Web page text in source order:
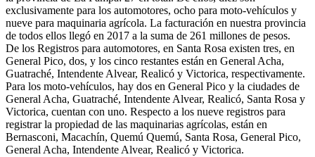
exclusivamente para los automotores, ocho para moto-vehículos y
nueve para maquinaria agrícola. La facturación en nuestra provincia
de todos ellos llegó en 2017 a la suma de 261 millones de pesos.
De los Registros para automotores, en Santa Rosa existen tres, en
General Pico, dos, y los cinco restantes están en General Acha,
Guatraché, Intendente Alvear, Realicó y Victorica, respectivamente.
Para los moto-vehículos, hay dos en General Pico y la ciudades de
General Acha, Guatraché, Intendente Alvear, Realicó, Santa Rosa y
Victorica, cuentan con uno. Respecto a los nueve registros para
registrar la propiedad de las maquinarias agrícolas, están en
Bernasconi, Macachín, Quemú Quemú, Santa Rosa, General Pico,
General Acha, Intendente Alvear, Realicó y Victorica.